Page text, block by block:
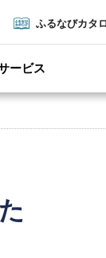
ふるなびカタ
ービス